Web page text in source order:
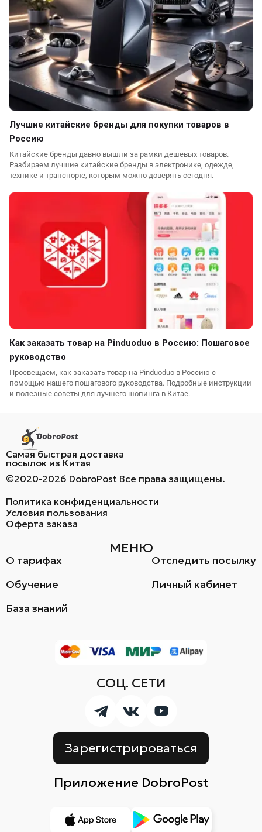
Лучшие китайские бренды для покупки товаров в
Россию
Китайские бренды давно вышли за рамки дешевых товаров.
Разбираем лучшие китайские бренды в электронике, одежде,
технике и транспорте, которым можно доверять сегодня.
Как заказать товар на Pinduoduo в Россию: Пошаговое
руководство
Просвещаем, как заказать товар на Pinduoduo в Россию с
помощью нашего пошагового руководства. Подробные инструкции
и полезные советы для лучшего шопинга в Китае.
Самая быстрая доставка
посылок из Китая
©2020-2026 DobroPost Все права защищены.
Политика конфиденциальности
Условия пользования
Оферта заказа
МЕНЮ
О тарифах
База знаний
Отследить посылку
Обучение
Личный кабинет
СОЦ. СЕТИ
Зарегистрироваться
Приложение DobroPost